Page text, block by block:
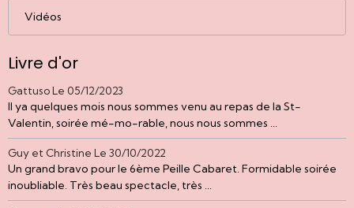
Vidéos
Livre d'or
GattusoLe 05/12/2023
Il ya quelques mois nous sommes venu au repas de la St-
Valentin, soirée mé-mo-rable, nous nous sommes ...
Guy et Christine Le 30/10/2022
Un grand bravo pour le 6ème Peille Cabaret. Formidable soirée
inoubliable. Très beau spectacle, très ...